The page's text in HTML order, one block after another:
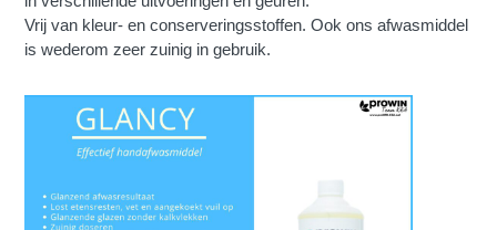
Vrij van kleur- en conserveringsstoffen. Ook ons afwasmiddel
is wederom zeer zuinig in gebruik.